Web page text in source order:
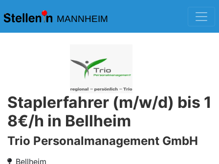
MANNHEIM
Staplerfahrer (m/w/d) bis 1
8€/h in Bellheim
Trio Personalmanagement GmbH
Bellheim